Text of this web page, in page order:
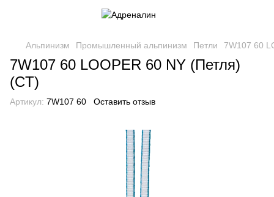
Альпинизм Промышленный альпинизм Петли 7W107 60
7W107 60 LOOPER 60 NY (Петля)
(CT)
Артикул: 7W107 60 Оставить отзыв